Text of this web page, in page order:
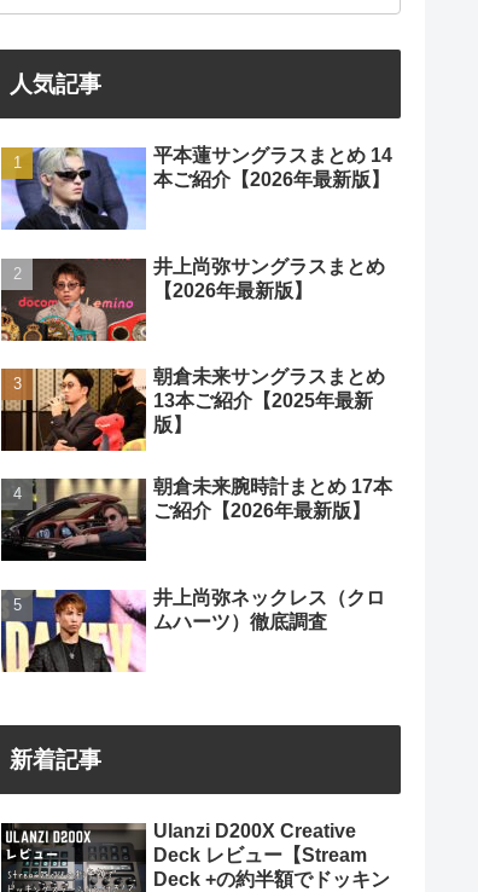
人気記事
平本蓮サングラスまとめ 14
本ご紹介【2026年最新版】
井上尚弥サングラスまとめ
【2026年最新版】
朝倉未来サングラスまとめ
13本ご紹介【2025年最新
版】
朝倉未来腕時計まとめ 17本
ご紹介【2026年最新版】
井上尚弥ネックレス（クロ
ムハーツ）徹底調査
新着記事
Ulanzi D200X Creative
Deck レビュー【Stream
Deck +の約半額でドッキン